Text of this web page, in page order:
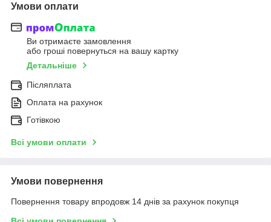
Умови оплати
Ви отримаєте замовлення
або гроші повернуться на вашу картку
Детальніше
Післяплата
Оплата на рахунок
Готівкою
Всі умови оплати
Умови повернення
Повернення товару впродовж 14 днів за рахунок покупця